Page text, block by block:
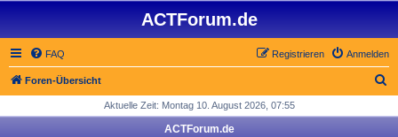
ACTForum.de
FAQ Anmelden
Registrieren
Foren-Übersicht
Aktuelle Zeit: Montag 10. August 2026, 07:55
ACTForum.de